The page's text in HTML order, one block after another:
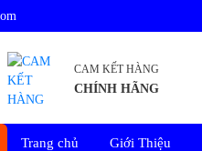
CAM KẾT HÀNG
CHÍNH HÃNG
Trang chủ Giới Thiệu